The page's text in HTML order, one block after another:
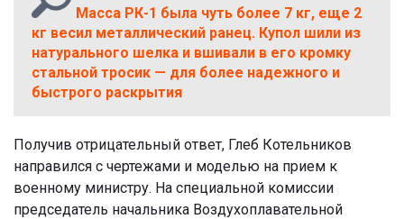
Масса РК-1 была чуть более 7 кг, еще 2
кг весил металлический ранец. Купол шили из
натурального шелка и вшивали в его кромку
стальной тросик — для более надежного и
быстрого раскрытия
Получив отрицательный ответ, Глеб Котельников
направился с чертежами и моделью на прием к
военному министру. На специальной комиссии
председатель начальника Воздухоплавательной